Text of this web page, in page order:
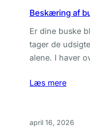
Beskæring af
Er dine buske
tager de
alene. I haver
Læs mere
april 16, 2026